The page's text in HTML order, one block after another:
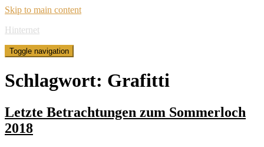
Skip to main content
Hinternet
Toggle navigation
Schlagwort: Grafitti
Letzte Betrachtungen zum Sommerloch
2018